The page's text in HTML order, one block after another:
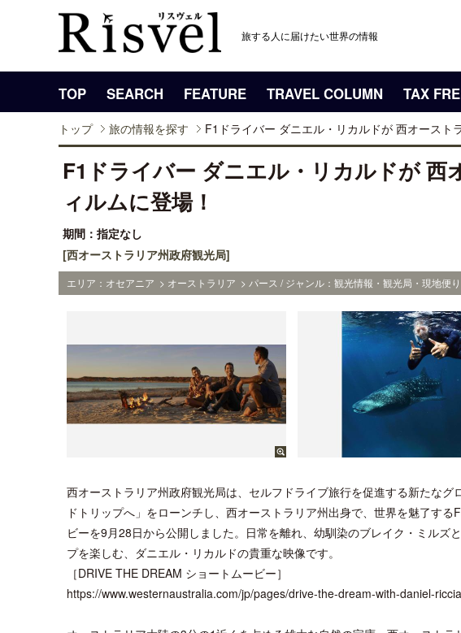
旅する人に届けたい世界の情報
TOP SEARCH FEATURE TRAVEL COLUMN TAX
トップ 旅の情報を探す F1ドライバー ダニエル・リカルドが 西オースト
F1ドライバー ダニエル・リカルドが 西
ィルムに登場！
期間：指定なし
[西オーストラリア州政府観光局]
エリア：オセアニア > オーストラリア > パース / ジャンル：観光情報・観光局・現地便
西オーストラリア州政府観光局は、セルフドライブ旅行を促進する新たな
ドトリップへ」をローンチし、西オーストラリア州出身で、世界を魅了す
ビーを9月28日から公開しました。日常を離れ、幼馴染のブレイク・ミルズ
プを楽しむ、ダニエル・リカルドの貴重な映像です。
［DRIVE THE DREAM ショートムービー］
https://www.westernaustralia.com/jp/pages/drive-the-dream-with-daniel-